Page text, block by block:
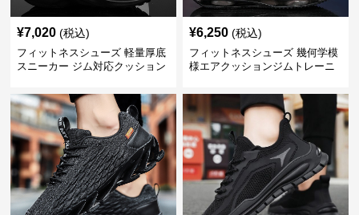
¥7,020 (税込)
フィットネスシューズ 軽量厚底
スニーカー ジム対応クッション
¥6,250 (税込)
フィットネスシューズ 幾何学模
様エアクッションジムトレーニ